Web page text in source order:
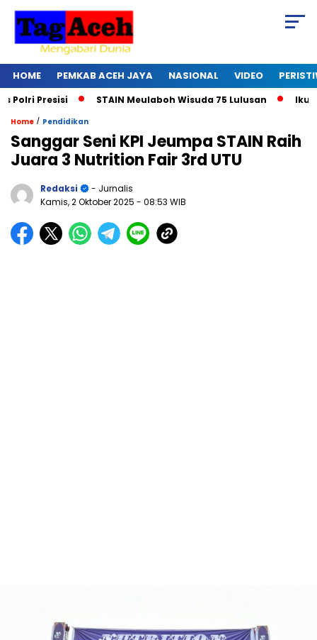
HOME PEMKAB ACEH JAYA NASIONAL VIDEO
Presisi STAIN Meulaboh Wisuda 75 Lulusan Ikut
Home / Pendidikan
Sanggar Seni KPI Jeumpa STAIN Raih
Juara 3 Nutrition Fair 3rd UTU
Redaksi
- Jurnalis
Kamis, 2 Oktober 2025 - 08:53 WIB